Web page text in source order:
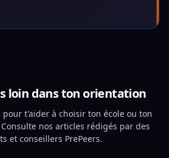
loin dans ton orientation
pour t'aider à choisir ton école ou ton
nos articles rédigés par des
et conseillers PrePeers.